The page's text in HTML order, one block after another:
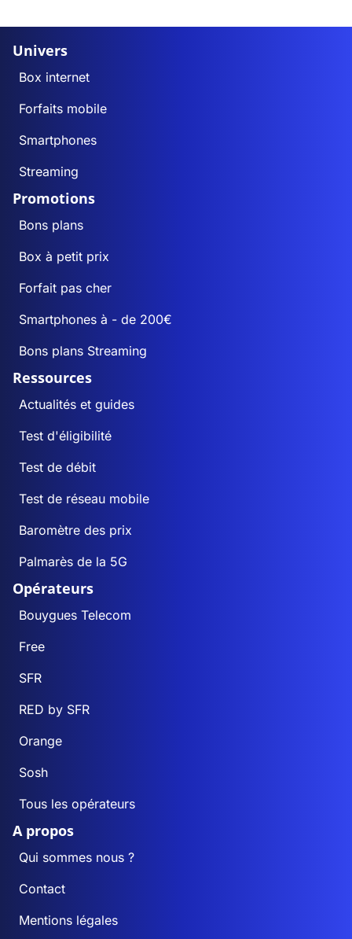
Univers
Box internet
Forfaits mobile
Smartphones
Streaming
Promotions
Bons plans
Box à petit prix
Forfait pas cher
Smartphones à - de 200€
Bons plans Streaming
Ressources
Actualités et guides
Test d'éligibilité
Test de débit
Test de réseau mobile
Baromètre des prix
Palmarès de la 5G
Opérateurs
Bouygues Telecom
Free
SFR
RED by SFR
Orange
Sosh
Tous les opérateurs
A propos
Qui sommes nous ?
Contact
Mentions légales